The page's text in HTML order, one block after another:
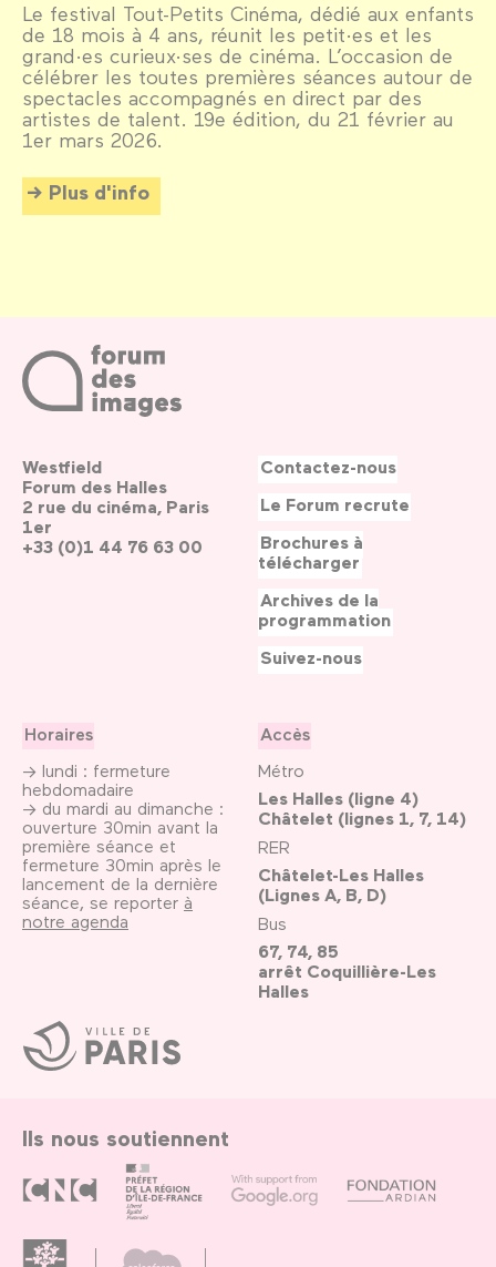
Le festival Tout-Petits Cinéma, dédié aux enfants
de 18 mois à 4 ans, réunit les petit·es et les
grand·es curieux·ses de cinéma. L’occasion de
célébrer les toutes premières séances autour de
spectacles accompagnés en direct par des
artistes de talent. 19e édition, du 21 février au
1er mars 2026.
Plus d'info
Ville
de
Paris
Westfield
Forum des Halles
2 rue du cinéma, Paris
1er
+33 (0)1 44 76 63 00
Horaires
→ lundi : fermeture
hebdomadaire
→ du mardi au dimanche :
ouverture 30min avant la
première séance et
fermeture 30min après le
lancement de la dernière
séance, se reporter à
notre agenda
Accès
Métro
Les Halles (ligne 4)
Châtelet (lignes 1, 7, 14)
RER
Châtelet-Les Halles
(Lignes A, B, D)
Bus
67, 74, 85
arrêt Coquillière-Les
Halles
Contactez-nous
Le Forum recrute
Brochures à
télécharger
Archives de la
programmation
Suivez-nous
Ils nous soutiennent